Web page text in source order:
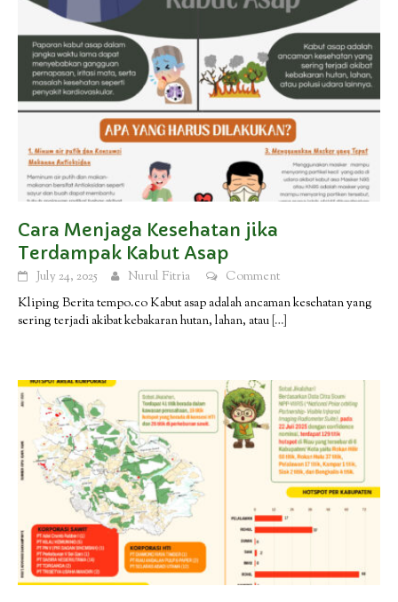
Cara Menjaga Kesehatan jika
Terdampak Kabut Asap
July 24, 2025 Nurul Fitria
Comment
Kliping Berita tempo.co Kabut asap adalah ancaman kesehatan yang
sering terjadi akibat kebakaran hutan, lahan, atau […]